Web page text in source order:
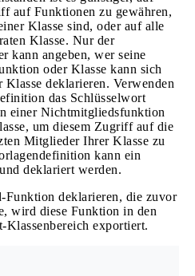
auf Funktionen zu gewähren,
Klasse sind, oder auf alle
Klasse. Nur der
kann angeben, wer seine
oder Klasse kann sich
Klasse deklarieren. Verwenden
das Schlüsselwort
einer Nichtmitgliedsfunktion
um diesem Zugriff auf die
Mitglieder Ihrer Klasse zu
kann ein
deklariert werden.
Funktion deklarieren, die zuvor
wird diese Funktion in den
Klassenbereich exportiert.